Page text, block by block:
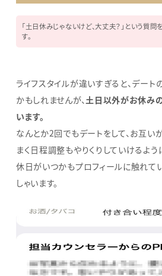
「土日休みじゃないけど、大丈夫？」という質問
す。
ライフスタイルが違いすぎると、デー
かもしれませんが、土日以外がお休み
います。
なんとか2回でもデートをして、お互い
まく日程調整もやりくりしていけるよう
休日がいつかもプロフィールに触れて
しゃいます。